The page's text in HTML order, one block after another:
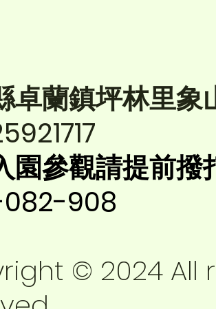
卓蘭鎮坪林里象
園參觀請提前撥
082-908
© 2024 All